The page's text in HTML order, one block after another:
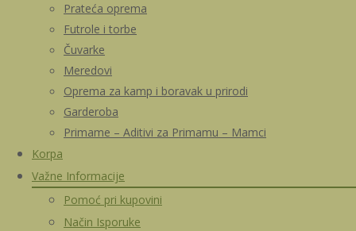
Prateća oprema
Futrole i torbe
Čuvarke
Meredovi
Oprema za kamp i boravak u prirodi
Garderoba
Primame – Aditivi za Primamu – Mamci
Korpa
Važne Informacije
Pomoć pri kupovini
Način Isporuke